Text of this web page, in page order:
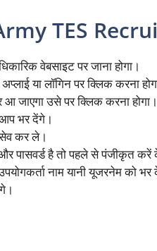
TES
वेबसाइट पर जाना होगा।
या लॉगिन पर क्लिक करना
उसे पर क्लिक करना होगा।
भर देंगे।
कर ले।
है तो पहले से पंजीकृत करें
नाम यानी यूजरनेम को भर